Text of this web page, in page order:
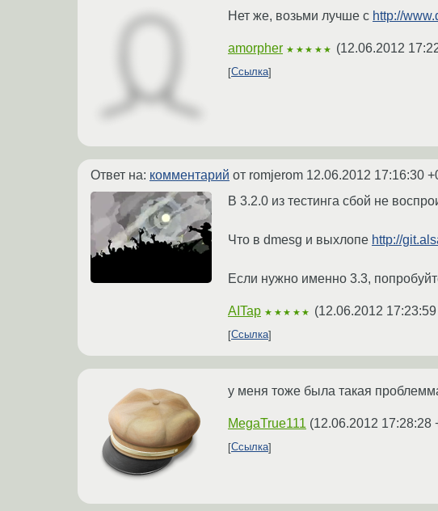
Нет же, возьми лучше с http://
amorpher ★★★★★ (12.06.2012
Ссылка
Ответ на: комментарий от romjerom 12.06.2012 17:16:30
В 3.2.0 из тестинга сбой не
Что в dmesg и выхлопе http://
Если нужно именно 3.3,
AITap ★★★★★ (12.06.2012
Ссылка
у меня тоже была такая
MegaTrue111 (12.06.2012 17:28:28
Ссылка